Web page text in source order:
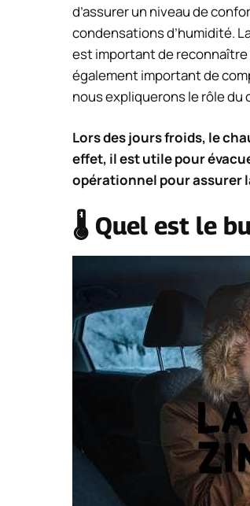
d’assurer un niveau de
condensations d’humidité.
est important de reconnaître
également important de
nous expliquerons le rôle du
Lors des jours froids, le
effet, il est utile pour
opérationnel pour assurer
🌡️ Quel est le